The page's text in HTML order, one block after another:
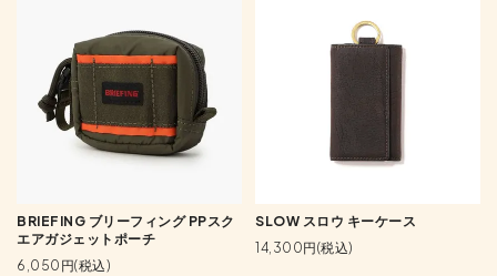
BRIEFING ブリーフィング PPスク
エアガジェットポーチ
6,050円(税込)
SLOW スロウ キーケース
14,300円(税込)